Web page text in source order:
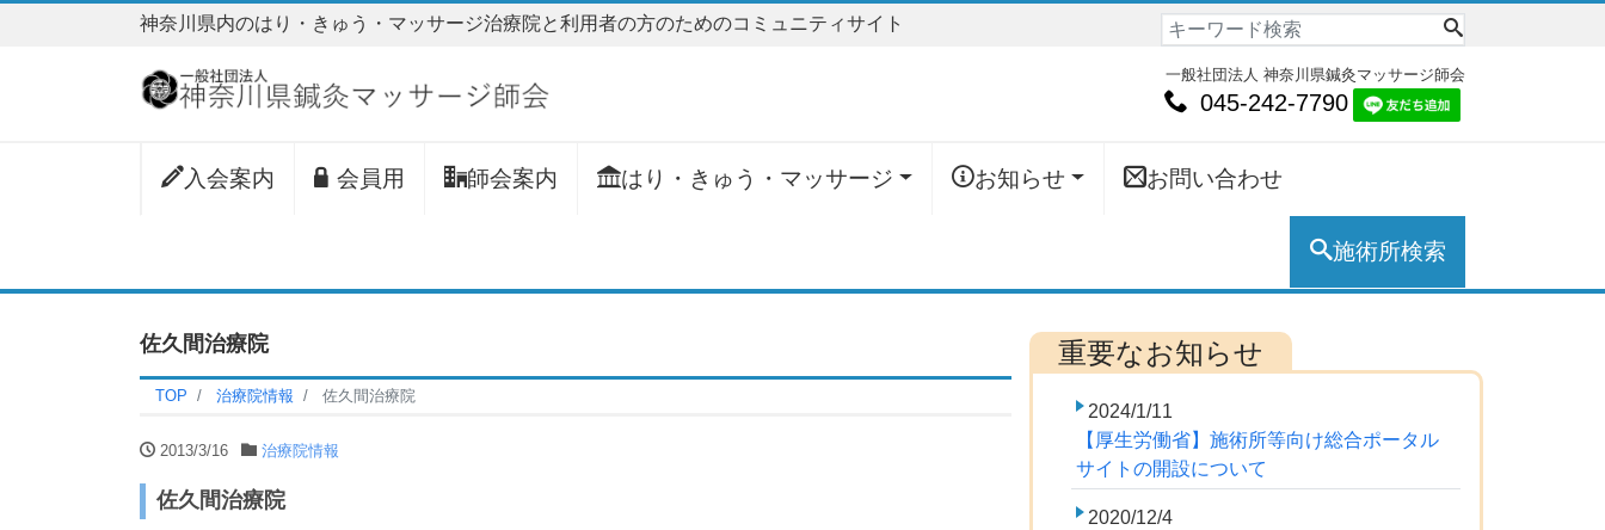
神奈川県内のはり・きゅう・マッサージ治療院と利用者の方のためのコミュニティサイト
一般社団法人 神奈川県鍼灸マッサージ師会
045-242-7790
入会案内 会員用 師会案内 はり・きゅう・マッサージ お知らせ お問い合わせ
施術所検索
佐久間治療院
TOP 治療院情報 佐久間治療院
2013/3/16 治療院情報
佐久間治療院
2024/1/11
【厚生労働省】施術所等向け総合ポータル
サイトの開設について
2020/12/4